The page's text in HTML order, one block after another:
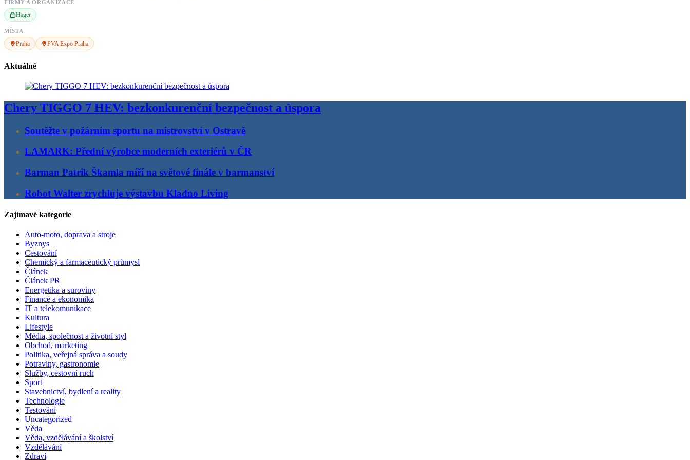
FIRMY A ORGANIZACE
Hager
MÍSTA
Praha PVA Expo Praha
Aktuálně
Chery TIGGO 7 HEV: bezkonkurenční bezpečnost a úspora
Soutěžte v požárním sportu na mistrovství v Ostravě
LAMARK: Přední výrobce moderních exteriérů v ČR
Barman Patrik Škamla míří na světové finále v barmanství
Robot Walter zrychluje výstavbu Kladno Living
Zajímavé kategorie
Auto-moto, doprava a stroje
Byznys
Cestování
Chemický a farmaceutický průmysl
Článek
Článek PR
Energetika a suroviny
Finance a ekonomika
IT a telekomunikace
Kultura
Lifestyle
Média, společnost a životní styl
Obchod, marketing
Politika, veřejná správa a soudy
Potraviny, gastronomie
Služby, cestovní ruch
Sport
Stavebnictví, bydlení a reality
Technologie
Testování
Uncategorized
Věda
Věda, vzdělávání a školství
Vzdělávání
Zdraví